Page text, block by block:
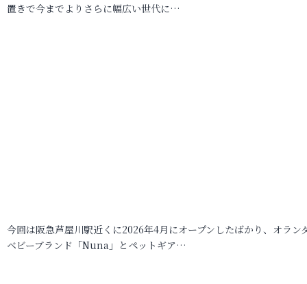
置きで今までよりさらに幅広い世代に…
今回は阪急芦屋川駅近くに2026年4月にオープンしたばかり、オラン
ベビーブランド「Nuna」とペットギア…